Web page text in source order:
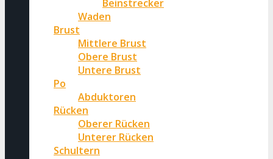
Beinstrecker
Waden
Brust
Mittlere Brust
Obere Brust
Untere Brust
Po
Abduktoren
Rücken
Oberer Rücken
Unterer Rücken
Schultern